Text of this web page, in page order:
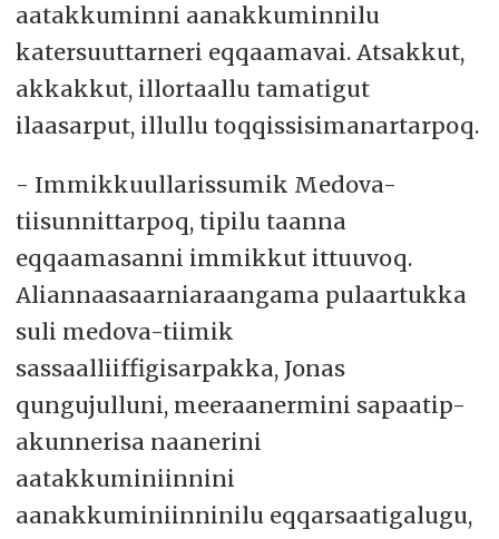
aatakkuminni aanakkuminnilu
katersuuttarneri eqqaamavai. Atsakkut,
akkakkut, illortaallu tamatigut
ilaasarput, illullu toqqissisimanartarpoq.
- Immikkuullarissumik Medova-
tiisunnittarpoq, tipilu taanna
eqqaamasanni immikkut ittuuvoq.
Aliannaasaarniaraangama pulaartukka
suli medova-tiimik
sassaalliiffigisarpakka, Jonas
qungujulluni, meeraanermini sapaatip-
akunnerisa naanerini
aatakkuminiinnini
aanakkuminiinninilu eqqarsaatigalugu,